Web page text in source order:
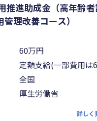
推進助成金（高年齢
理改善コース）
60万円
定額支給(一部費用は
全国
厚生労働省
詳しく